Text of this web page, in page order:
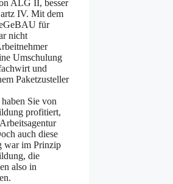
ALG II, besser
IV. Mit dem
für
nicht
Umschulung
und
Paketzusteller
Sie von
profitiert,
auch diese
war im Prinzip
die
also in